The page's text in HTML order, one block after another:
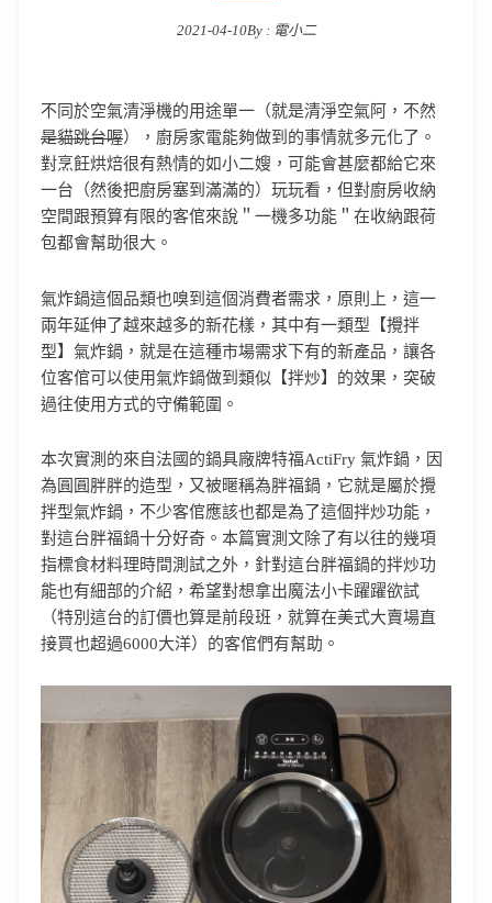
2021-04-10By : 電小二
不同於空氣清淨機的用途單一（就是清淨空氣阿，不然
是貓跳台喔），廚房家電能夠做到的事情就多元化了。
對烹飪烘焙很有熱情的如小二嫂，可能會甚麼都給它來
一台（然後把廚房塞到滿滿的）玩玩看，但對廚房收納
空間跟預算有限的客倌來說＂一機多功能＂在收納跟荷
包都會幫助很大。
氣炸鍋這個品類也嗅到這個消費者需求，原則上，這一
兩年延伸了越來越多的新花樣，其中有一類型【攪拌
型】氣炸鍋，就是在這種市場需求下有的新產品，讓各
位客倌可以使用氣炸鍋做到類似【拌炒】的效果，突破
過往使用方式的守備範圍。
本次實測的來自法國的鍋具廠牌特福ActiFry 氣炸鍋，因
為圓圓胖胖的造型，又被暱稱為胖福鍋，它就是屬於攪
拌型氣炸鍋，不少客倌應該也都是為了這個拌炒功能，
對這台胖福鍋十分好奇。本篇實測文除了有以往的幾項
指標食材料理時間測試之外，針對這台胖福鍋的拌炒功
能也有細部的介紹，希望對想拿出魔法小卡躍躍欲試
（特別這台的訂價也算是前段班，就算在美式大賣場直
接買也超過6000大洋）的客倌們有幫助。